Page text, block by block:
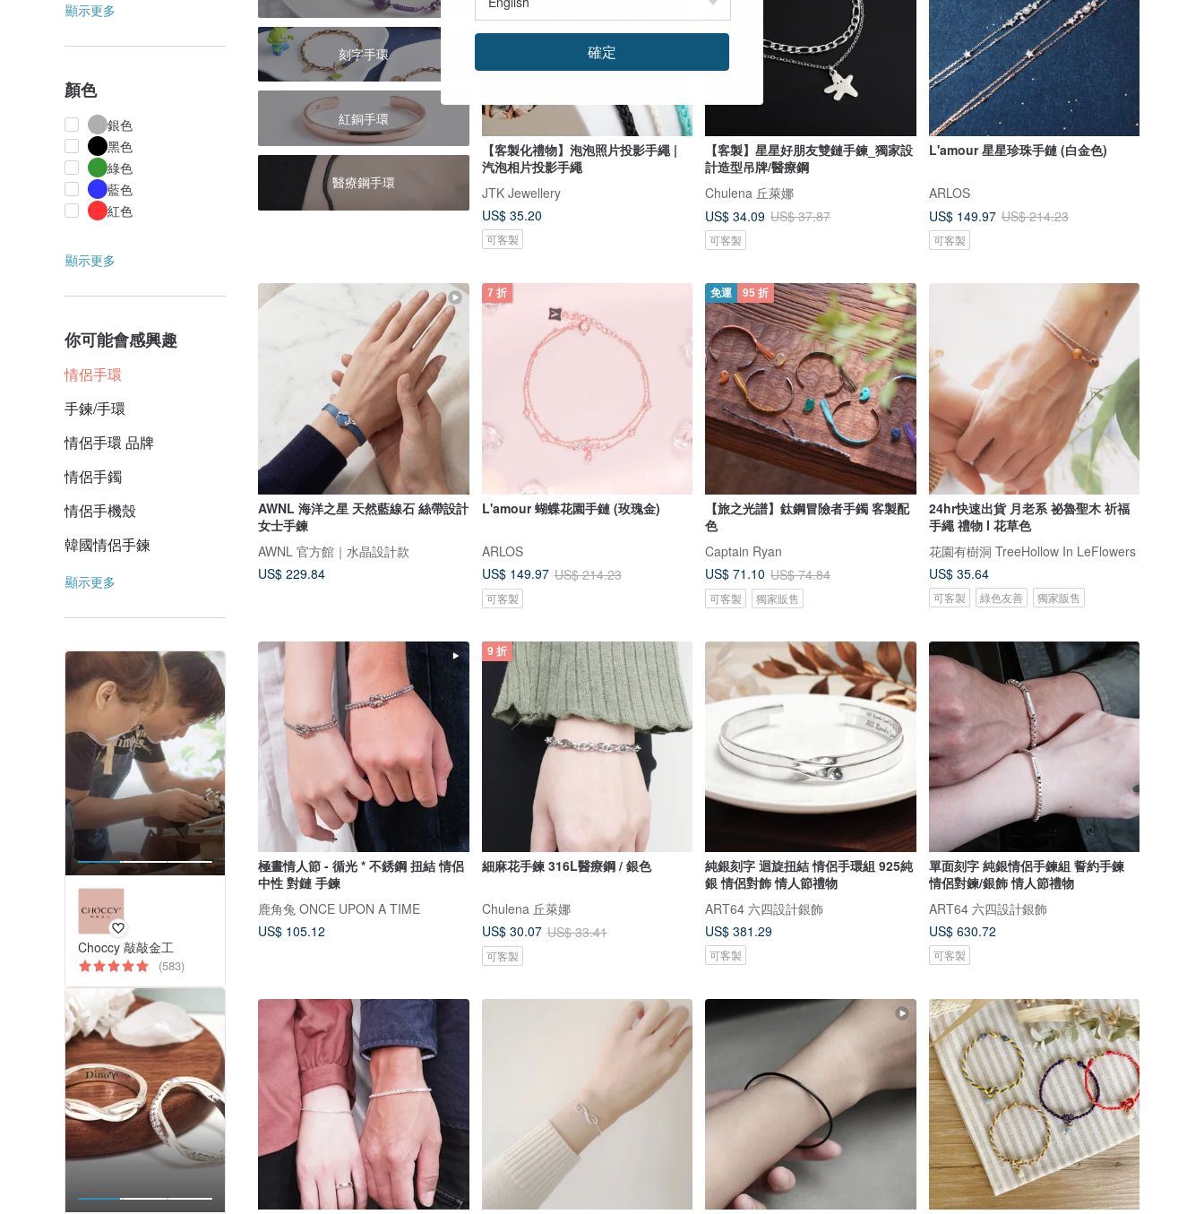
顯示更多
顏色
銀色
黑色
綠色
藍色
紅色
顯示更多
你可能會感興趣
情侶手環
手鍊/手環
情侶手環 品牌
情侶手鐲
情侶手機殼
韓國情侶手鍊
顯示更多
Choccy 敲敲金工
(583)
刻字手環
紅銅手環
醫療鋼手環
【客製化禮物】泡泡照片投影手繩 |
汽泡相片投影手繩
JTK Jewellery
US$ 35.20
可客製
【客製】星星好朋友雙鏈手鍊_獨家設
計造型吊牌/醫療鋼
Chulena 丘萊娜
US$ 34.09 US$ 37.87
可客製
L'amour 星星珍珠手鏈 (白金色)
ARLOS
US$ 149.97 US$ 214.23
可客製
AWNL 海洋之星 天然藍線石 絲帶設計
女士手鍊
AWNL 官方館｜水晶設計款
US$ 229.84
7 折
L'amour 蝴蝶花園手鏈 (玫瑰金)
ARLOS
US$ 149.97 US$ 214.23
可客製
免運 95 折
【旅之光譜】鈦鋼冒險者手鐲 客製配
色
Captain Ryan
US$ 71.10 US$ 74.84
可客製 獨家販售
24hr快速出貨 月老系 祕魯聖木 祈福
手繩 禮物 I 花草色
花園有樹洞 TreeHollow In LeFlowers
US$ 35.64
可客製 綠色友善 獨家販售
極晝情人節 - 循光 * 不銹鋼 扭結 情侶
中性 對鏈 手鍊
鹿角兔 ONCE UPON A TIME
US$ 105.12
9 折
細麻花手鍊 316L醫療鋼 / 銀色
Chulena 丘萊娜
US$ 30.07 US$ 33.41
可客製
純銀刻字 迴旋扭結 情侶手環組 925純
銀 情侶對飾 情人節禮物
ART64 六四設計銀飾
US$ 381.29
可客製
單面刻字 純銀情侶手鍊組 誓約手鍊
情侶對鍊/銀飾 情人節禮物
ART64 六四設計銀飾
US$ 630.72
可客製
確定